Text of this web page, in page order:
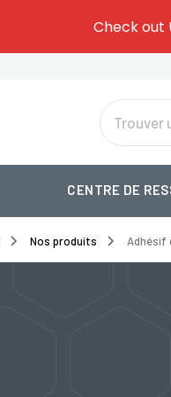
CENTRE DE
Nos produits Adhésif
Check out